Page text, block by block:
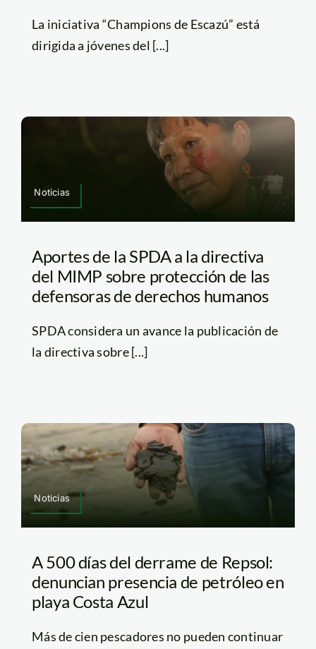
La iniciativa “Champions de Escazú” está
dirigida a jóvenes del [...]
Noticias
Aportes de la SPDA a la directiva
del MIMP sobre protección de las
defensoras de derechos humanos
SPDA considera un avance la publicación de
la directiva sobre [...]
Noticias
A 500 días del derrame de Repsol:
denuncian presencia de petróleo en
playa Costa Azul
Más de cien pescadores no pueden continuar